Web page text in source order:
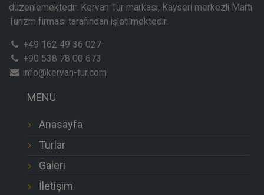
düzenlemektedir. Kervan Tur markası, Kayseri merkezli Martı
Turizm firması tarafından işletilmektedir.
+49 162 49 36 027
+90 538 78 00 673
info@kervan-tur.com
MENÜ
Anasayfa
Turlar
Galeri
İletişim